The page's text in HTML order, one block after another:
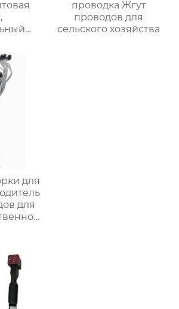
проводка Жгут
проводов для
сельского хозяйства
для
для